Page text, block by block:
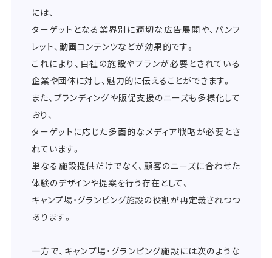
には、
ターゲットとなる業界別に適切な広告展開や、パンフ
レット、動画コンテンツなどが効果的です。
これにより、自社の施設やプランが必要とされている
企業や団体に対し、魅力的に伝えることができます。
また、ブランディングや販促支援のニーズも多様化して
おり、
ターゲットに応じた多面的なメディア戦略が必要とさ
れています。
単なる施設提供だけでなく、顧客のニーズに合わせた
体験のデザインや提案を行う存在として、
キャンプ場・グランピング施設の役割が再定義されつつ
あります。
一方で、キャンプ場・グランピング施設には次のような